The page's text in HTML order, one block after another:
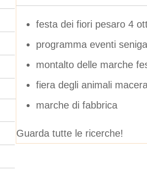
festa dei fiori pesaro 4
programma eventi
montalto delle marche
fiera degli animali
marche di fabbrica
Guarda tutte le ricerche!